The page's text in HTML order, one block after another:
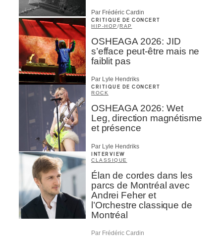
Par Frédéric Cardin
CRITIQUE DE CONCERT
HIP-HOP /RAP
OSHEAGA 2026: JID
s’efface peut-être mais ne
faiblit pas
Par Lyle Hendriks
CRITIQUE DE CONCERT
ROCK
OSHEAGA 2026: Wet
Leg, direction magnétisme
et présence
Par Lyle Hendriks
INTERVIEW
CLASSIQUE
Élan de cordes dans les
parcs de Montréal avec
Andrei Feher et
l’Orchestre classique de
Montréal
Par Frédéric Cardin